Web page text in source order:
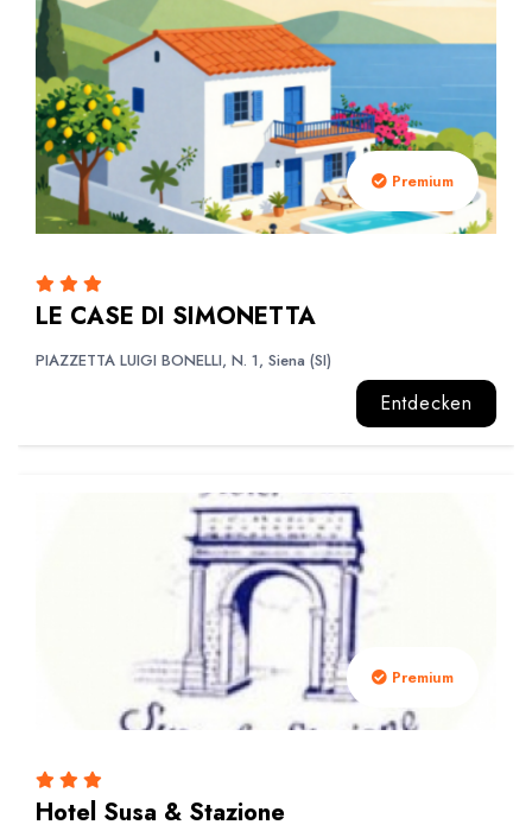
Premium
LE CASE DI SIMONETTA
PIAZZETTA LUIGI BONELLI, N. 1, Siena (SI)
Entdecken
Premium
Hotel Susa & Stazione